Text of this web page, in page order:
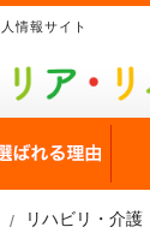
情報サイト
当
リハビリ・介護